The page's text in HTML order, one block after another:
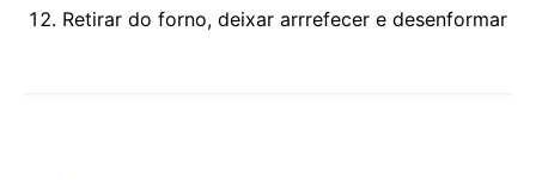
Retirar do forno, deixar arrrefecer e desenformar